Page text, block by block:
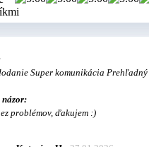
Super komunikácia Prehľadný
názor:
problémov, ďakujem :)